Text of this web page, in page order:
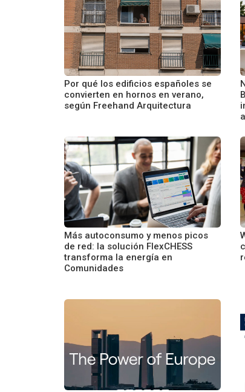
Por qué los edificios españoles se
convierten en hornos en verano,
según Freehand Arquitectura
Más autoconsumo y menos picos
de red: la solución FlexCHESS
transforma la energía en
Comunidades